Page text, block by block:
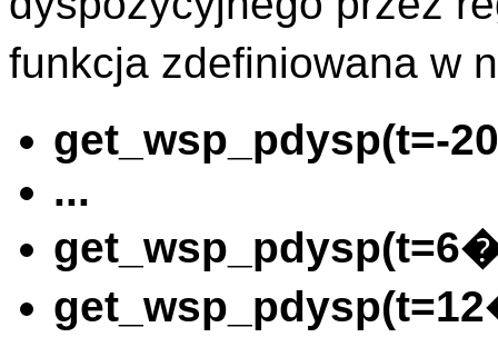
funkcja zdefiniowana
get_wsp_pdysp(t=-
...